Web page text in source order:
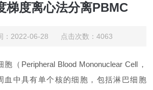
梯度离心法分离PBMC
：2022-06-28 点击次数：4063
（Peripheral Blood Mononuclear Cell，
血中具有单个核的细胞，包括淋巴细胞